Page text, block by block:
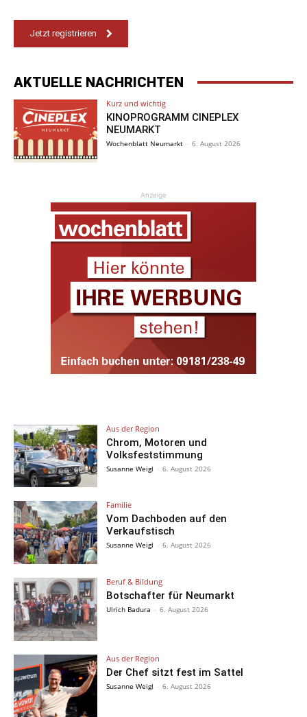
Jetzt registrieren
AKTUELLE NACHRICHTEN
Kurz und wichtig
KINOPROGRAMM CINEPLEX
NEUMARKT
Wochenblatt Neumarkt - 6. August 2026
Anzeige
Aus der Region
Chrom, Motoren und
Volksfeststimmung
Susanne Weigl - 6. August 2026
Familie
Vom Dachboden auf den
Verkaufstisch
Susanne Weigl - 6. August 2026
Beruf & Bildung
Botschafter für Neumarkt
Ulrich Badura - 6. August 2026
Aus der Region
Der Chef sitzt fest im Sattel
Susanne Weigl - 6. August 2026